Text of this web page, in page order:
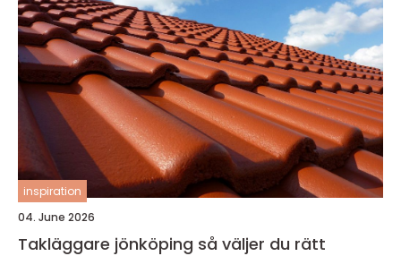
inspiration
04. June 2026
Takläggare jönköping så väljer du rätt